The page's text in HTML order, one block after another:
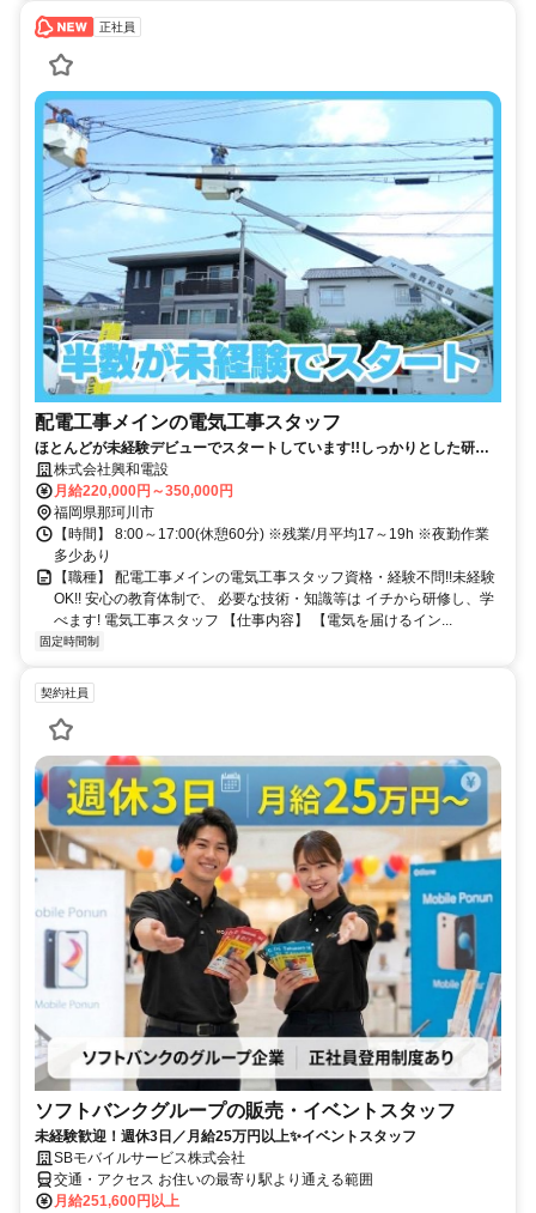
正社員
配電工事メインの電気工事スタッフ
ほとんどが未経験デビューでスタートしています!!しっかりとした研修
あります!!
株式会社興和電設
月給220,000円～350,000円
福岡県那珂川市
【時間】 8:00～17:00(休憩60分) ※残業/月平均17～19h ※夜勤作業
多少あり
【職種】 配電工事メインの電気工事スタッフ資格・経験不問!!未経験
OK!! 安心の教育体制で、 必要な技術・知識等は イチから研修し、学
べます! 電気工事スタッフ 【仕事内容】 【電気を届けるイン...
固定時間制
契約社員
ソフトバンクグループの販売・イベントスタッフ
未経験歓迎！週休3日／月給25万円以上✨イベントスタッフ
SBモバイルサービス株式会社
交通・アクセス お住いの最寄り駅より通える範囲
月給251,600円以上